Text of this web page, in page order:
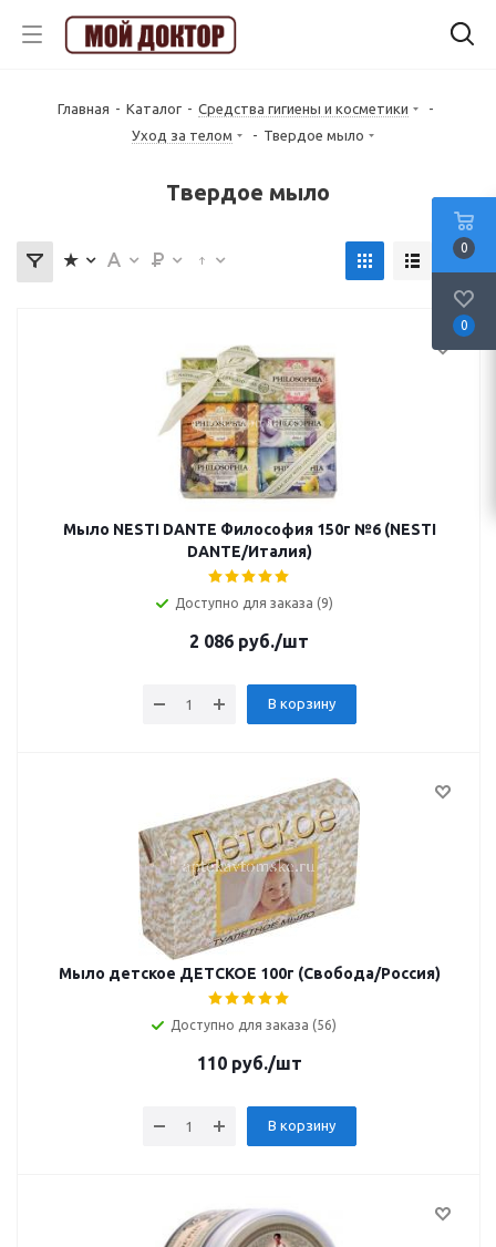
Главная - Каталог - Средства гигиены и косметики
-
Уход за телом
- Твердое мыло
Твердое мыло
Мыло NESTI DANTE Философия 150г №6 (NESTI
DANTE/Италия)
Доступно для заказа (9)
2 086 руб./шт
В корзину
Мыло детское ДЕТСКОЕ 100г (Свобода/Россия)
Доступно для заказа (56)
110руб./шт
В корзину
0
0